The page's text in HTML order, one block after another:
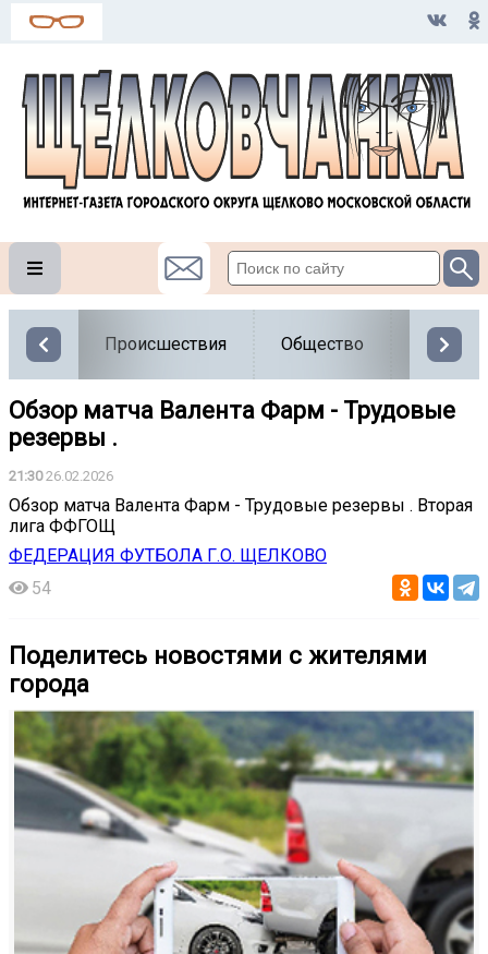
Происшествия Общество Власть
Обзор матча Валента Фарм - Трудовые
резервы .
21:3026.02.2026
Обзор матча Валента Фарм - Трудовые резервы . Вторая
лига ФФГОЩ
ФЕДЕРАЦИЯ ФУТБОЛА Г.О. ЩЕЛКОВО
54
Поделитесь новостями с жителями
города